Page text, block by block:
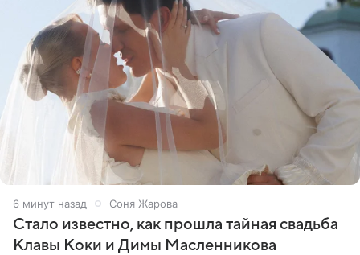
6 минут назад Соня Жарова
Стало известно, как прошла тайная свадьба
Клавы Коки и Димы Масленникова